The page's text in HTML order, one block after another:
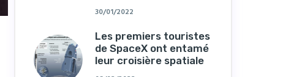
30/01/2022
Les premiers touristes
de SpaceX ont entamé
leur croisière spatiale